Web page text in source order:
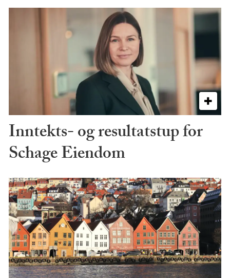
Inntekts- og resultatstup for
Schage Eiendom